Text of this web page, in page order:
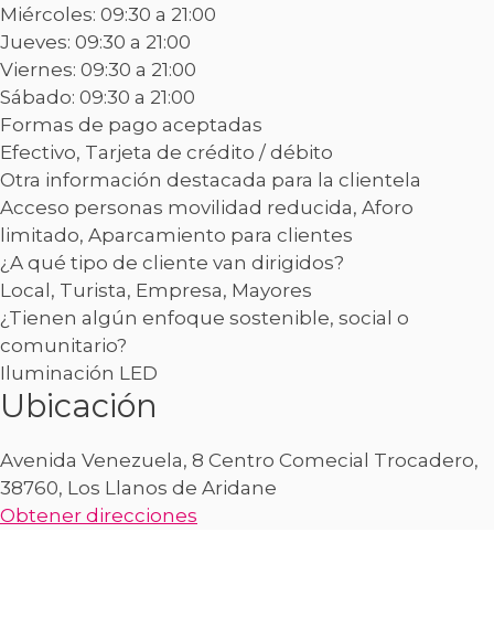
Miércoles: 09:30 a 21:00
Jueves: 09:30 a 21:00
Viernes: 09:30 a 21:00
Sábado: 09:30 a 21:00
Formas de pago aceptadas
Efectivo, Tarjeta de crédito / débito
Otra información destacada para la clientela
Acceso personas movilidad reducida, Aforo
limitado, Aparcamiento para clientes
¿A qué tipo de cliente van dirigidos?
Local, Turista, Empresa, Mayores
¿Tienen algún enfoque sostenible, social o
comunitario?
Iluminación LED
Ubicación
Avenida Venezuela, 8 Centro Comecial Trocadero,
38760, Los Llanos de Aridane
Obtener direcciones